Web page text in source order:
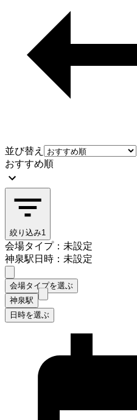
並び替え
おすすめ順
絞り込み1
会場タイプ：未設定
神泉駅日時：未設定
会場タイプを選ぶ
神泉駅
日時を選ぶ